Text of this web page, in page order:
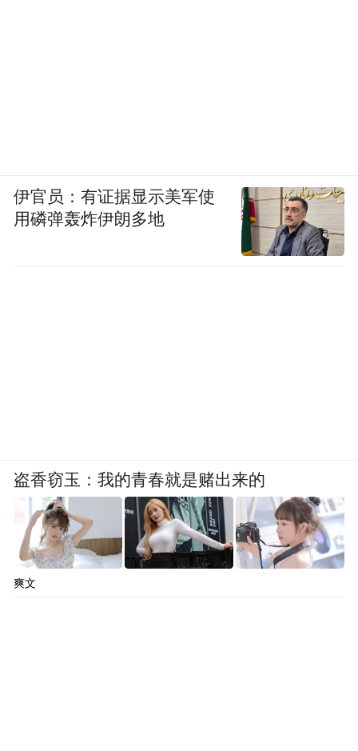
伊官员：有证据显示美军使
用磷弹轰炸伊朗多地
盗香窃玉：我的青春就是赌出来的
爽文